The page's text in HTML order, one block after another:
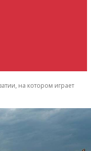
на котором играет